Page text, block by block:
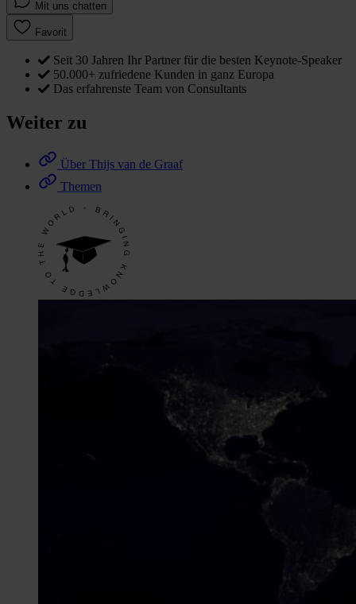
Mit uns chatten
Favorit
Seit 30 Jahren Ihr Partner für die besten Keynote-Speaker
50.000+ zufriedene Kunden in ganz Europa
Das erfahrenste Team von Consultants
Weiter zu
Über Thijs van de Graaf
Themen